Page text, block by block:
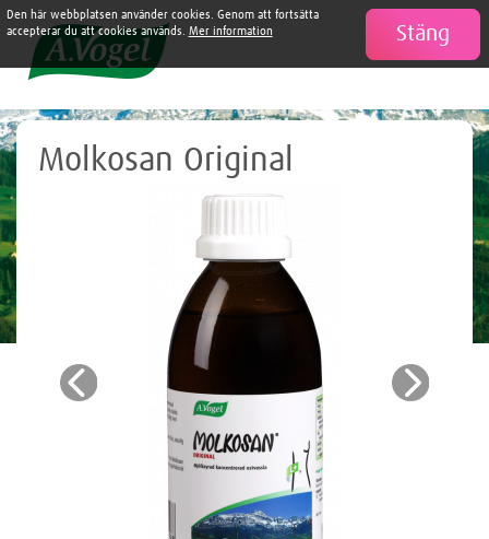

Molkosan Original
Previous Next
Stäng
Den här webbplatsen använder cookies. Genom att fortsätta
accepterar du att cookies används. Mer information